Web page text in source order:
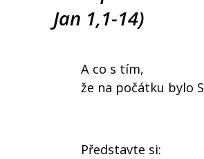
Jan 1,1-14)
A co s tím,
že na počátku bylo
Představte si: